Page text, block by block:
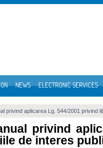
NEWS ELECTRONIC SERVICES
privind aplicarea Lg. 544/2001 privind
privind
de interes